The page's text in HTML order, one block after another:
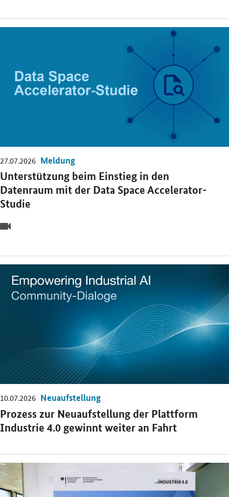
27.07.2026 Meldung
Unterstützung beim Einstieg in den
Datenraum mit der Data Space Accelerator-
Studie
Video
10.07.2026 Neuaufstellung
Prozess zur Neuaufstellung der Plattform
Industrie 4.0 gewinnt weiter an Fahrt
Öffnet Einzelsicht